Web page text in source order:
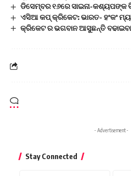
ଡିସେମ୍ବର ୧୬ରେ ସାଇନା-କଶ୍ୟପଙ୍କ
ଏସିଆ କପ୍‌ କ୍ରିକେଟ: ଭାରତ- ହଂକଂ
କ୍ରିକେଟ ର ଭଗବାନ ଆସୁଛନ୍ତି
- Advertisement -
Stay Connected